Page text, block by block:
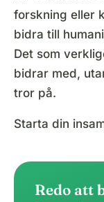
forskning eller
bidra till
Det som
bidrar med,
tror på.
Starta din
Redo att